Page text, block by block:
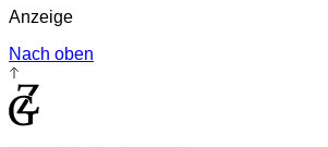
Anzeige
Nach oben